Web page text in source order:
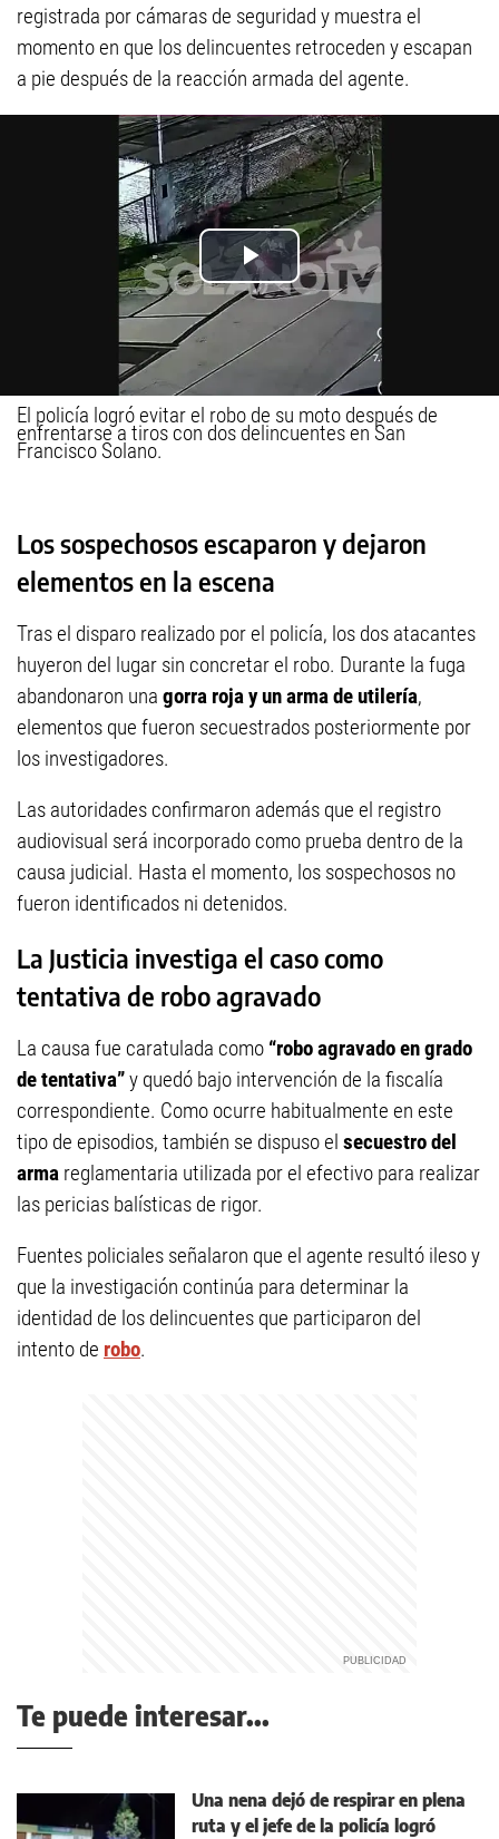
registrada por cámaras de seguridad y muestra el
momento en que los delincuentes retroceden y escapan
a pie después de la reacción armada del agente.
El policía logró evitar el robo de su moto después de
enfrentarse a tiros con dos delincuentes en San
Francisco Solano.
Los sospechosos escaparon y dejaron
elementos en la escena
Tras el disparo realizado por el policía, los dos atacantes
huyeron del lugar sin concretar el robo. Durante la fuga
abandonaron una gorra roja y un arma de utilería,
elementos que fueron secuestrados posteriormente por
los investigadores.
Las autoridades confirmaron además que el registro
audiovisual será incorporado como prueba dentro de la
causa judicial. Hasta el momento, los sospechosos no
fueron identificados ni detenidos.
La Justicia investiga el caso como
tentativa de robo agravado
La causa fue caratulada como “robo agravado en grado
de tentativa”y quedó bajo intervención de la fiscalía
correspondiente. Como ocurre habitualmente en este
tipo de episodios, también se dispuso el secuestro del
arma reglamentaria utilizada por el efectivo para realizar
las pericias balísticas de rigor.
Fuentes policiales señalaron que el agente resultó ileso y
que la investigación continúa para determinar la
identidad de los delincuentes que participaron del
intento de robo.
Te puede interesar...
Una nena dejó de respirar en plena
ruta y el jefe de la policía logró